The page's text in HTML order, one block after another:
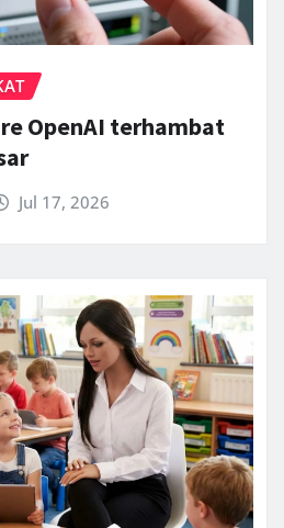
OpenAI terhambat
Jul 17, 2026